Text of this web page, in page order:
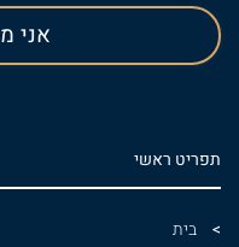
תפריט ראשי
בית